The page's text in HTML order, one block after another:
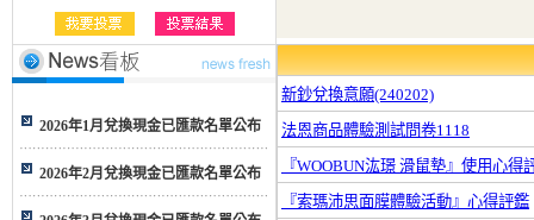
2026年1月兌換現金已匯款名單公布
2026年2月兌換現金已匯款名單公布
新鈔兌換意願(240202)
法恩商品體驗測試問卷1118
『WOOBUN汯璟 滑鼠墊』使用心得
『索瑪沛思面膜體驗活動』心得評鑑